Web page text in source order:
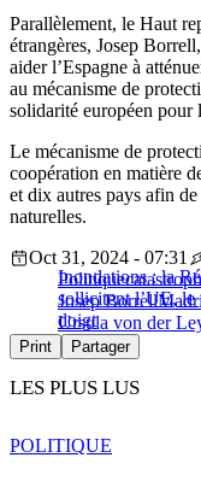
Parallèlement, le Haut
étrangères, Josep
aider l’Espagne à
au mécanisme de
solidarité européen pour
Le mécanisme de
coopération en matière
et dix autres pays afin
naturelles.
Inondations : la
sollicitent l’UE, le
doigt
Oct 31, 2024 - 07:31
Politique
Josep Borrell
Ursula von der
Print Partager
LES PLUS LUS
POLITIQUE